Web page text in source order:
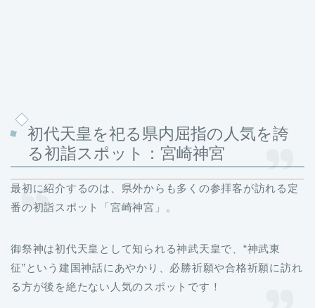
初代天皇を祀る県内屈指の人気を誇
る初詣スポット：宮崎神宮
最初に紹介するのは、県外からも多くの参拝客が訪れる定
番の初詣スポット「宮崎神宮」。
御祭神は初代天皇として知られる神武天皇で、“神武東
征”という建国神話にあやかり、必勝祈願や合格祈願に訪れ
る方が後を絶たない人気のスポットです！